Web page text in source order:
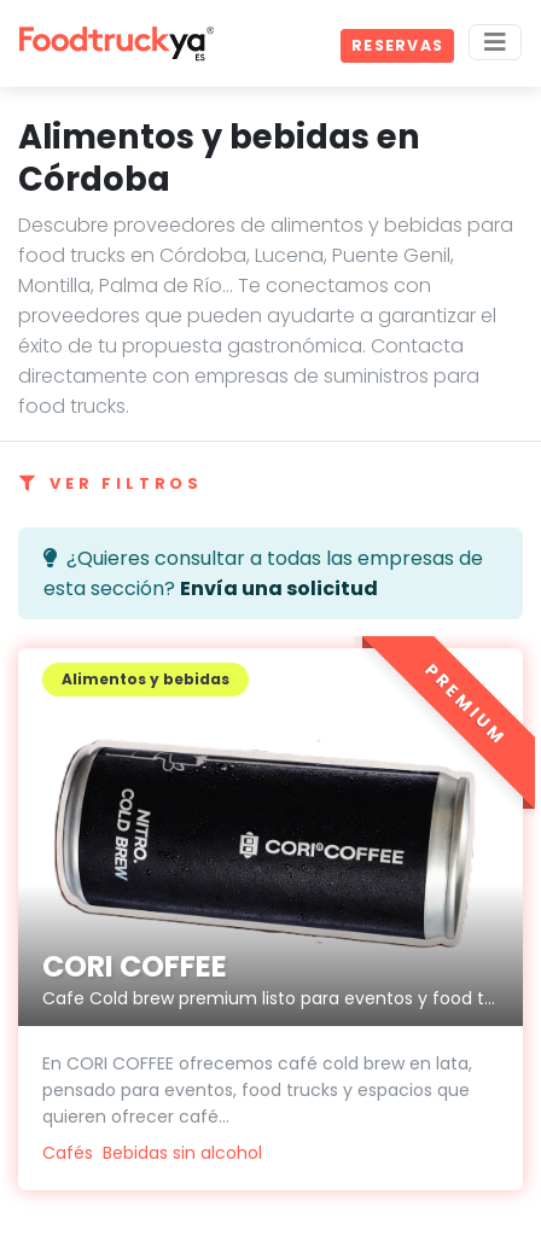
RESERVAS
Alimentos y bebidas en
Córdoba
Descubre proveedores de alimentos y bebidas para
food trucks en Córdoba, Lucena, Puente Genil,
Montilla, Palma de Río… Te conectamos con
proveedores que pueden ayudarte a garantizar el
éxito de tu propuesta gastronómica. Contacta
directamente con empresas de suministros para
food trucks.
VER FILTROS
¿Quieres consultar a todas las empresas de
esta sección? Envía una solicitud
CORI COFFEE
Cafe Cold brew premium listo para eventos y food trucks.
Alimentos y bebidas
En CORI COFFEE ofrecemos café cold brew en lata,
pensado para eventos, food trucks y espacios que
quieren ofrecer café...
Cafés Bebidas sin alcohol
PREMIUM